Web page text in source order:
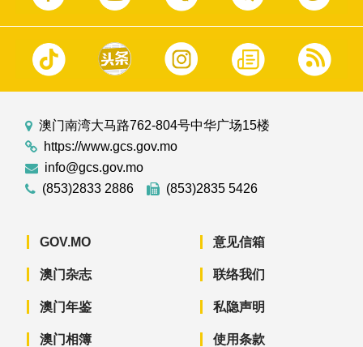
澳门南湾大马路762-804号中华广场15楼
https://www.gcs.gov.mo
info@gcs.gov.mo
(853)2833 2886
(853)2835 5426
GOV.MO
澳门杂志
澳门年鉴
澳门相簿
意见信箱
联络我们
私隐声明
使用条款